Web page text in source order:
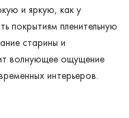
и яркую, как у
покрытиям пленительную
старины и
волнующее ощущение
интерьеров.